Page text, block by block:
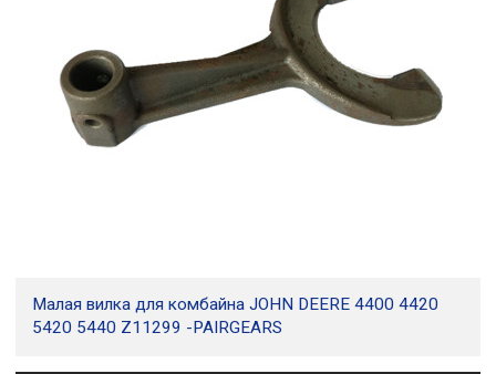
Малая вилка для комбайна JOHN DEERE 4400 4420
5420 5440 Z11299 -PAIRGEARS